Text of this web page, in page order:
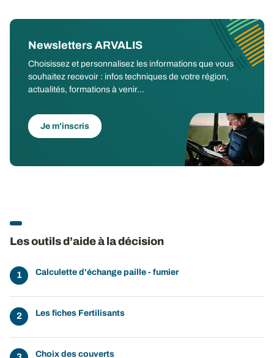
Newsletters ARVALIS
Choisissez et personnalisez les informations que vous
souhaitez recevoir : infos techniques de votre région,
actualités, formations à venir...
Je m'inscris
Les outils d’aide à la décision
Calculette d'échange paille - fumier
Les fiches Fertilisants
Choix des couverts